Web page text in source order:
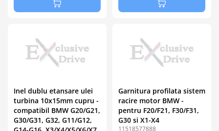
Inel dublu etansare ulei
turbina 10x15mm cupru -
compatibil BMW G20/G21,
G30/G31, G32, G11/G12,
Garnitura profilata sistem
racire motor BMW -
pentru F20/F21, F30/F31,
G30 si X1-X4
11518577888